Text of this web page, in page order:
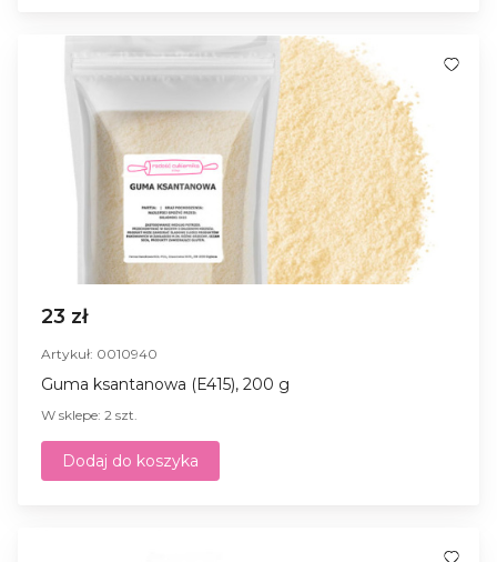
23 zł
Artykuł: 0010940
Guma ksantanowa (E415), 200 g
W sklepe: 2 szt.
Dodaj do koszyka